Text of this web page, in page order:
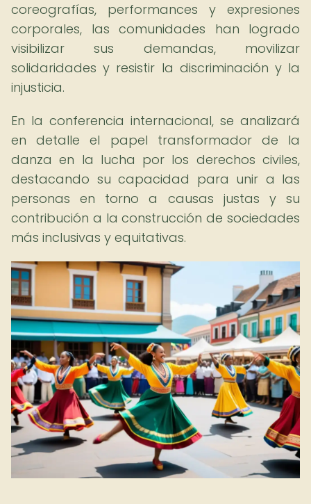
coreografías, performances y expresiones
corporales, las comunidades han logrado
visibilizar sus demandas, movilizar
solidaridades y resistir la discriminación y la
injusticia.
En la conferencia internacional, se analizará
en detalle el papel transformador de la
danza en la lucha por los derechos civiles,
destacando su capacidad para unir a las
personas en torno a causas justas y su
contribución a la construcción de sociedades
más inclusivas y equitativas.